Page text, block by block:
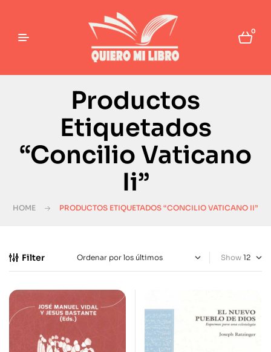
0
Productos
Etiquetados
“Concilio Vaticano
Ii”
HOME PRODUCTOS ETIQUETADOS “CONCILIO VATICANO II”
Filter Show